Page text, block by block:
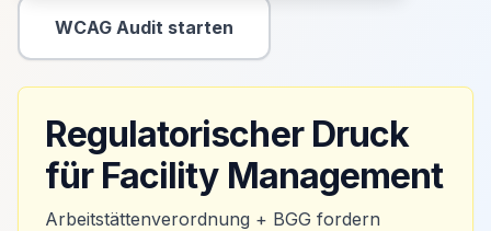
WCAG Audit starten
Sekundäre Aktion
Regulatorischer Druck
für Facility Management
Arbeitstättenverordnung + BGG fordern